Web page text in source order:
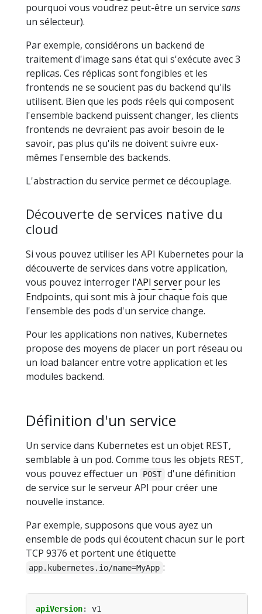
pourquoi vous voudrez peut-être un service sans
un sélecteur).
Par exemple, considérons un backend de
traitement d'image sans état qui s'exécute avec 3
replicas. Ces réplicas sont fongibles et les
frontends ne se soucient pas du backend qu'ils
utilisent. Bien que les pods réels qui composent
l'ensemble backend puissent changer, les clients
frontends ne devraient pas avoir besoin de le
savoir, pas plus qu'ils ne doivent suivre eux-
mêmes l'ensemble des backends.
L'abstraction du service permet ce découplage.
Découverte de services native du
cloud
Si vous pouvez utiliser les API Kubernetes pour la
découverte de services dans votre application,
vous pouvez interroger l'API server pour les
Endpoints, qui sont mis à jour chaque fois que
l'ensemble des pods d'un service change.
Pour les applications non natives, Kubernetes
propose des moyens de placer un port réseau ou
un load balancer entre votre application et les
modules backend.
Définition d'un service
Un service dans Kubernetes est un objet REST,
semblable à un pod. Comme tous les objets REST,
vous pouvez effectuer un
POST d'une définition
de service sur le serveur API pour créer une
nouvelle instance.
Par exemple, supposons que vous ayez un
ensemble de pods qui écoutent chacun sur le port
TCP 9376 et portent une étiquette
app.kubernetes.io/name=MyApp :
apiVersion:
v1